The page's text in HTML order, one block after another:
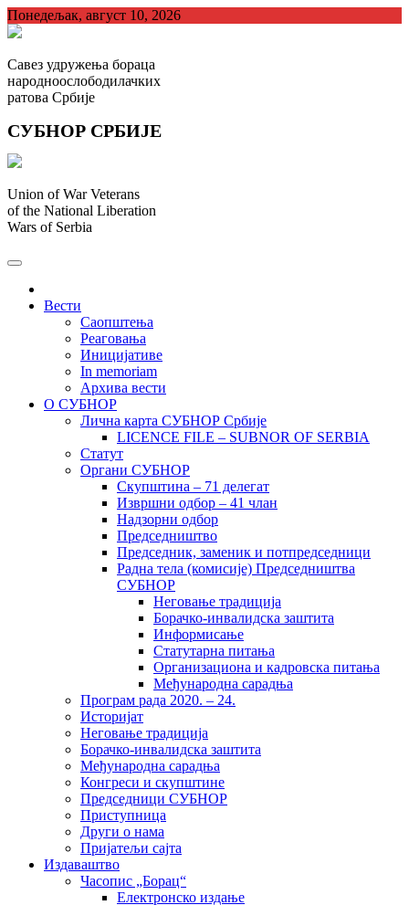
Skip
to
Понедељак, август 10, 2026
Савез удружења бораца
народноослободилачких
ратова Србије
СУБНОР СРБИЈЕ
Union of War Veterans
of the National Liberation
Wars of Serbia
Вести
Саопштења
Реаговања
Иницијативе
In memoriam
Архива вести
О СУБНОР
Лична карта СУБНОР Србије
LICENCE FILE – SUBNOR OF SERBIA
Статут
Органи СУБНОР
Скупштина – 71 делегат
Извршни одбор – 41 члан
Надзорни одбор
Председништво
Председник, заменик и потпредседници
Радна тела (комисије) Председништва
СУБНОР
Неговање традиција
Борачко-инвалидска заштита
Информисање
Статутарна питања
Организациона и кадровска питања
Међународна сарадња
Програм рада 2020. – 24.
Историјат
Неговање традиција
Борачко-инвалидска заштита
Међународна сарадња
Конгреси и скупштине
Председници СУБНОР
Приступница
Други о нама
Пријатељи сајта
Издаваштво
Часопис „Борац“
Електронско издање